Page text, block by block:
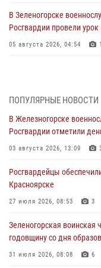
В Зеленогорске
Росгвардии провели
05 августа 2026, 04:54 1
05 августа 2026, 04:52 1
В Красноярске
задержали
04 августа 2026, 09:57
Сотрудники Росгвардии
время проведения
04 августа 2026, 08:36
В Красноярске
в серии краж из
04 августа 2026, 06:50
ПОПУЛЯРНЫЕ НОВОСТИ
В Железногорске
Росгвардии отметили
03 августа 2026, 13:09
Росгвардейцы
Красноярске
27 июля 2026, 08:53 3
Зеленогорская воинская
годовщину со дня
31 июля 2026, 08:08 6